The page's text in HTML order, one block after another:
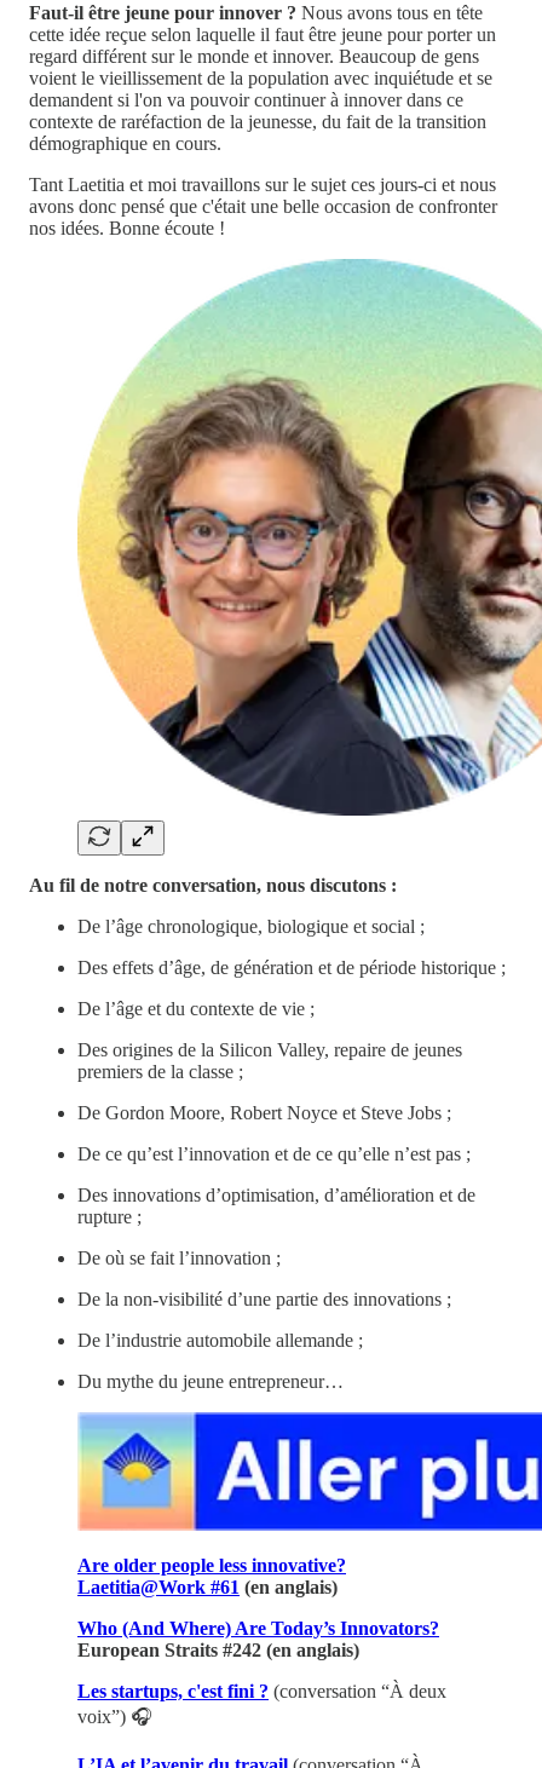
Faut-il être jeune pour innover ? Nous avons tous en tête
cette idée reçue selon laquelle il faut être jeune pour porter un
regard différent sur le monde et innover. Beaucoup de gens
voient le vieillissement de la population avec inquiétude et se
demandent si l'on va pouvoir continuer à innover dans ce
contexte de raréfaction de la jeunesse, du fait de la transition
démographique en cours.
Tant Laetitia et moi travaillons sur le sujet ces jours-ci et nous
avons donc pensé que c'était une belle occasion de confronter
nos idées. Bonne écoute !
Au fil de notre conversation, nous discutons :
De l’âge chronologique, biologique et social ;
Des effets d’âge, de génération et de période historique ;
De l’âge et du contexte de vie ;
Des origines de la Silicon Valley, repaire de jeunes
premiers de la classe ;
De Gordon Moore, Robert Noyce et Steve Jobs ;
De ce qu’est l’innovation et de ce qu’elle n’est pas ;
Des innovations d’optimisation, d’amélioration et de
rupture ;
De où se fait l’innovation ;
De la non-visibilité d’une partie des innovations ;
De l’industrie automobile allemande ;
Du mythe du jeune entrepreneur…
Are older people less innovative?
Laetitia@Work #61 (en anglais)
Who (And Where) Are Today’s Innovators?
European Straits #242 (en anglais)
Les startups, c'est fini ? (conversation “À deux
voix”) 🎧